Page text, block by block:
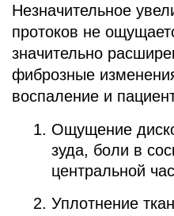
Незначительное
протоков не
значительно
фиброзные
воспаление и
Ощущение
зуда, боли в
центральной
Уплотнение